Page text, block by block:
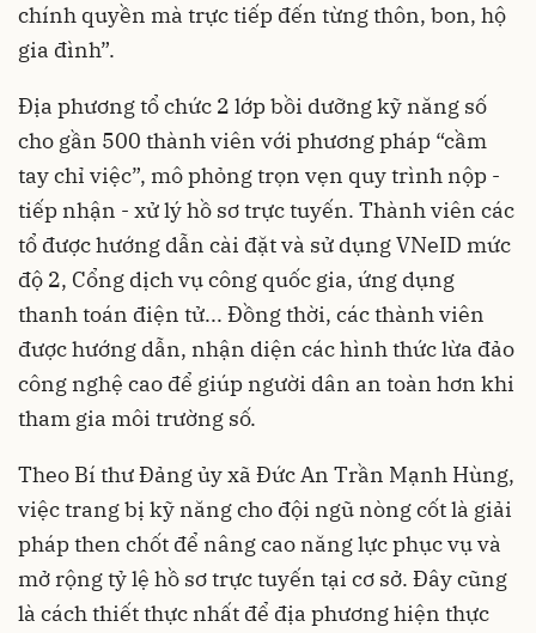
chính quyền mà trực tiếp đến từng thôn, bon, hộ
gia đình”.
Địa phương tổ chức 2 lớp bồi dưỡng kỹ năng số
cho gần 500 thành viên với phương pháp “cầm
tay chỉ việc”, mô phỏng trọn vẹn quy trình nộp -
tiếp nhận - xử lý hồ sơ trực tuyến. Thành viên các
tổ được hướng dẫn cài đặt và sử dụng VNeID mức
độ 2, Cổng dịch vụ công quốc gia, ứng dụng
thanh toán điện tử... Đồng thời, các thành viên
được hướng dẫn, nhận diện các hình thức lừa đảo
công nghệ cao để giúp người dân an toàn hơn khi
tham gia môi trường số.
Theo Bí thư Đảng ủy xã Đức An Trần Mạnh Hùng,
việc trang bị kỹ năng cho đội ngũ nòng cốt là giải
pháp then chốt để nâng cao năng lực phục vụ và
mở rộng tỷ lệ hồ sơ trực tuyến tại cơ sở. Đây cũng
là cách thiết thực nhất để địa phương hiện thực